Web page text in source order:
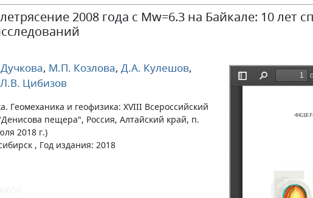
2008 года с Мw=6.3 на Байкале: 10 лет
, М.П. Козлова, Д.А. Кулешов,
Л.В. Цибизов
Геомеханика и геофизика: XVIII Всероссийский
пещера", Россия, Алтайский край, п.
2018 г.)
, Год издания: 2018